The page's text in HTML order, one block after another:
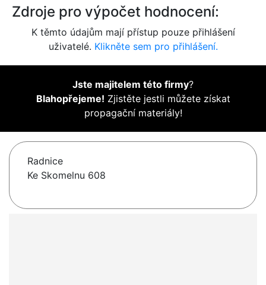
Zdroje pro výpočet hodnocení:
K těmto údajům mají přístup pouze přihlášení
uživatelé. Klikněte sem pro přihlášení.
Jste majitelem této firmy?
Blahopřejeme! Zjistěte jestli můžete získat
propagační materiály!
Radnice
Ke Skomelnu 608